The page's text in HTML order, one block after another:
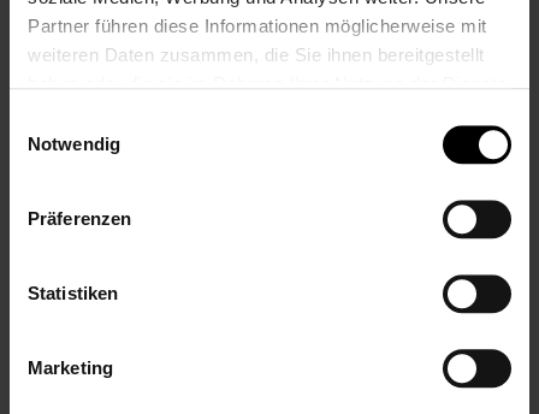
Partner führen diese Informationen möglicherweise mit
weiteren Daten zusammen, die Sie ihnen bereitgestellt
Notwendig
Präferenzen
Statistiken
Marketing
Sterntaler GOTS
56
Inkl. 19% Steuern